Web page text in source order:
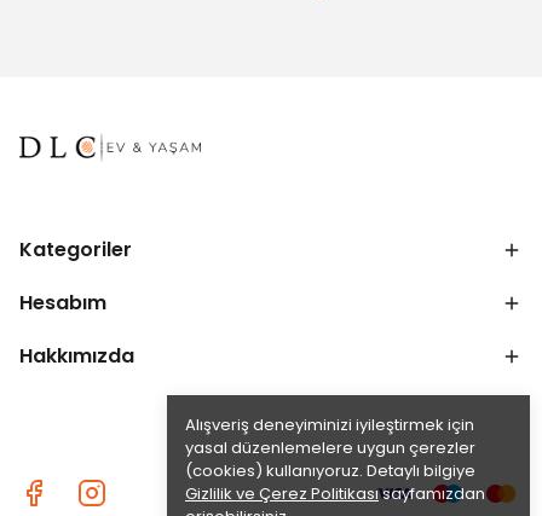
Alışveriş deneyiminizi iyileştirmek için
yasal düzenlemelere uygun çerezler
(cookies) kullanıyoruz. Detaylı bilgiye
Gizlilik ve Çerez Politikasısayfamızdan
Kategoriler
Hesabım
Hakkımızda